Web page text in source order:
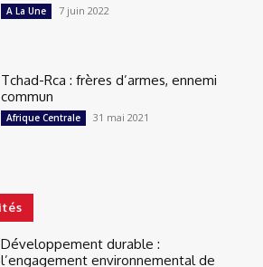
A La Une 7 juin 2022
Tchad-Rca : frères d’armes, ennemi
commun
Afrique Centrale 31 mai 2021
Développement durable :
l’engagement environnemental de